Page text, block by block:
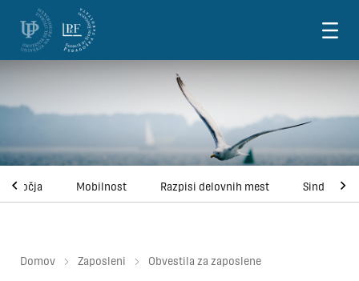
Skoči na vsebino
Mobilnost Razpisi delovnih mest Sindikati
Domov Zaposleni Obvestila za zaposlene